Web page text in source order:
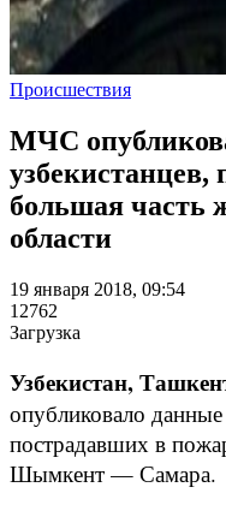
Происшествия
МЧС
большая часть
области
19 января 2018, 09:54
12762
Загрузка
Узбекистан,
опубликовало
пострадавших в
Шымкент — Самара.